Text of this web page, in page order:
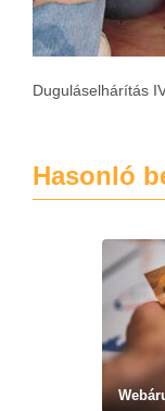
Duguláselhárítás
Hasonló